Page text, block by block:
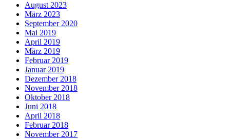
August 2023
März 2023
September 2020
Mai 2019
April 2019
März 2019
Februar 2019
Januar 2019
Dezember 2018
November 2018
Oktober 2018
Juni 2018
April 2018
Februar 2018
November 2017